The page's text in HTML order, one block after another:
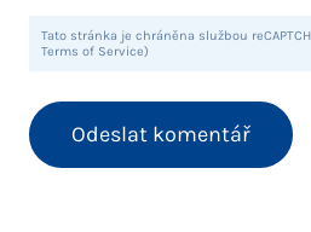
Tato stránka je chráněna službou
Terms of Service)